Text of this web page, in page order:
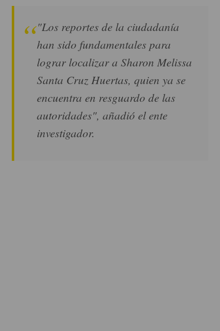
"Los reportes de la ciudadanía
han sido fundamentales para
lograr localizar a Sharon Melissa
Santa Cruz Huertas, quien ya se
encuentra en resguardo de las
autoridades", añadió el ente
investigador.